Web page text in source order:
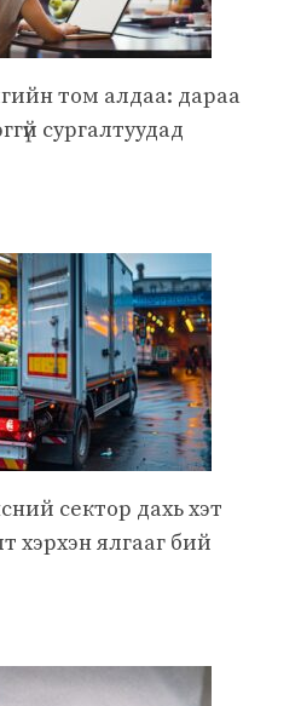
том алдаа: дараа
сургалтуудад
сектор дахь хэт
хэрхэн ялгааг бий